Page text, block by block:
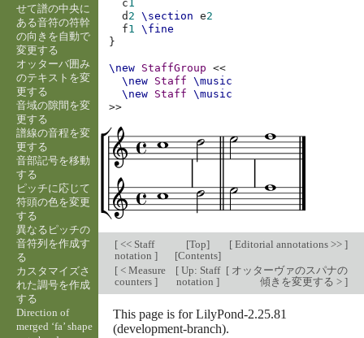
c1
d 2 \section e2
f1
\fine
}
\new StaffGroup
<<
\new Staff
\music
\new Staff
\music
>>
[<< Staff
notation ]
[Top]
[Contents]
[Editorial annotations >> ]
[< Measure
counters ]
[ Up: Staff
notation]
[オッターヴァのスパナの
傾きを変更する > ]
This page is for LilyPond-2.25.81
(development-branch).
せて譜の中央に
ある音符の符幹
の向きを自動で
変更する
オッターバ囲み
のテキストを変
更する
音域の隙間を変
更する
譜線の音程を変
更する
音部記号を移動
する
ピッチに応じて
符頭の色を変更
する
異なるピッチの
音符列を作成す
る
カスタマイズさ
れた調号を作成
する
Direction of
merged ‘fa’ shape